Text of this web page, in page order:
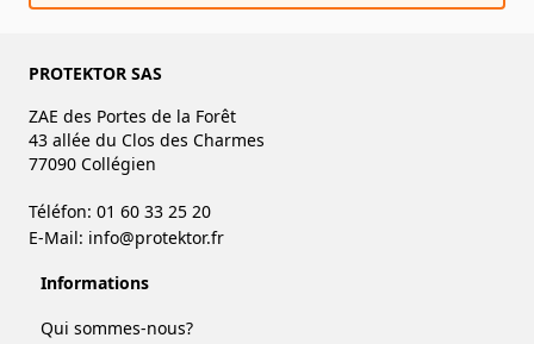
PROTEKTOR SAS
ZAE des Portes de la Forêt
43 allée du Clos des Charmes
77090 Collégien
Téléfon: 01 60 33 25 20
E-Mail: info@protektor.fr
Informations
Qui sommes-nous?